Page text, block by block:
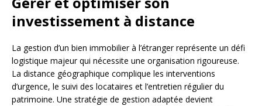
investissement à distance
La gestion d’un bien immobilier à l’étranger représente un défi
logistique majeur qui nécessite une organisation rigoureuse.
La distance géographique complique les interventions
d’urgence, le suivi des locataires et l’entretien régulier du
patrimoine. Une stratégie de gestion adaptée devient